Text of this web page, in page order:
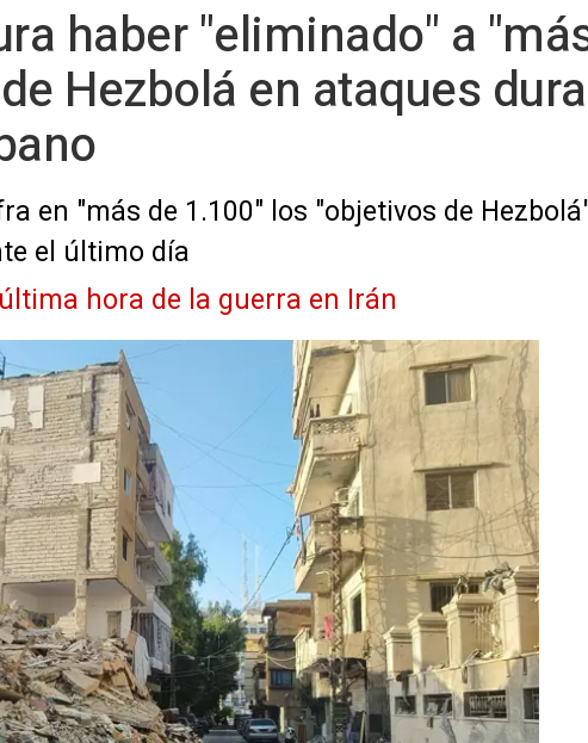
haber "eliminado" a
Hezbolá en ataques
en "más de 1.100" los "objetivos de
el último día
hora de la guerra en Irán